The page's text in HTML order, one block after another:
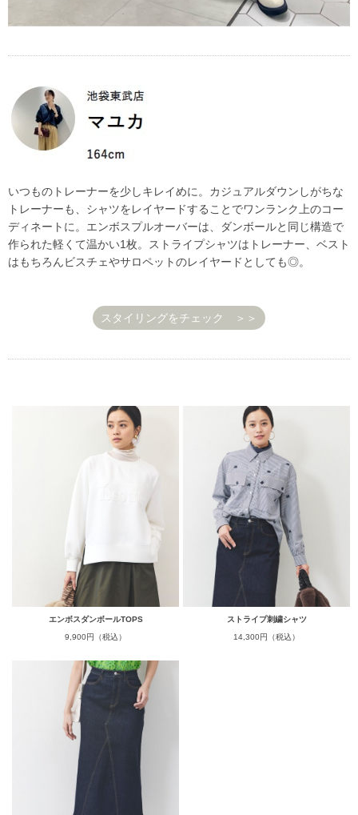
いつものトレーナーを少しキレイめに。カジュアルダウンしがちな
トレーナーも、シャツをレイヤードすることでワンランク上のコー
ディネートに。エンボスプルオーバーは、ダンボールと同じ構造で
作られた軽くて温かい1枚。ストライプシャツはトレーナー、ベスト
はもちろんビスチェやサロペットのレイヤードとしても◎。
スタイリングをチェック ＞＞
エンボスダンボールTOPS
9,900円（税込）
ストライプ刺繍シャツ
14,300円（税込）